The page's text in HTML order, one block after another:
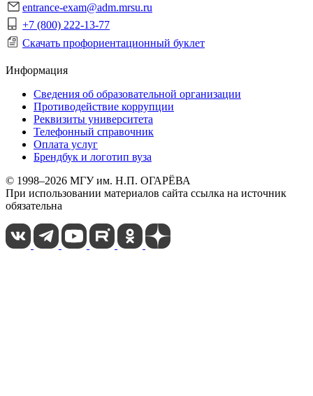
entrance-exam@adm.mrsu.ru
+7 (800) 222-13-77
Скачать профориентационный буклет
Информация
Сведения об образовательной организации
Противодействие коррупции
Реквизиты университета
Телефонный справочник
Оплата услуг
Брендбук и логотип вуза
© 1998–2026 МГУ им. Н.П. ОГАРЁВА
При использовании материалов сайта ссылка на источник
обязательна